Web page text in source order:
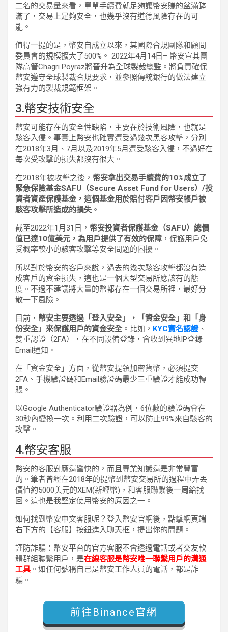
二名的交易量來看，單單手續費就足夠讓幣安賺的盆滿缽
滿了，交易上足夠安全，也幾乎沒有道德風險存在的可
能。
值得一提的是，幣安自成立以來，其國際合規團隊和顧問
委員會的規模擴大了500%。 2022年4月14日– 幣安宣其團
隊高管Chagri Poyraz將晉升為全球製裁總監。將負責確保
幣安遵守全球製裁合規要求，並參照傳統銀行的做法建立
強有力的製裁規範框架。
3.幣安技術安全
幣安可能存在的安全性缺陷，主要在於技術風險，也就是
駭客入侵。事實上幣安也確實遭受過幾次黑客攻擊，分別
在2018年3月、7月以及2019年5月遭受駭客入侵，不過好在
每次受攻擊的損失都沒有很大。
在2018年被攻擊之後， 幣安拿出交易手續費的10%成立了
緊急保險基金SAFU（Secure Asset Fund for Users）/投
資者資產保護基金，這個基金用於賠付客戶因幣安帳戶被
駭客攻擊所造成的損失 。
截至2022年1月31日， 幣安投資者保護基金（SAFU）總價
值已達10億美元，為用戶提供了有效的保障 ，保護用戶免
受概率較小的駭客攻擊等安全問題的困擾。
所以對於幣安的客戶來說，過去的幾次駭客攻擊都沒有造
成客戶的資金損失，這也是一個大型交易所應該有的態
度。不過不建議將大量的幣都存在一個交易所裡，最好分
散一下風險。
目前， 幣安主要透過「登入安全」，「資金安全」和「身
份安全」來保護用戶的資金安全 。比如， KYC實名認證、
雙重認證（2FA），在不同設備登錄，會收到異地IP登錄
Email通知。
在「資金安全」方面，從幣安提領加密貨幣，必須提交
2FA、手機驗證碼和Email驗證碼最少三重驗證才能成功轉
賬。
以Google Authenticator驗證器為例，6位數的驗證碼會在
30秒內變換一次。利用二次驗證，可以防止99%來自駭客的
攻擊。
4.幣安客服
幣安的客服對應還蠻快的，而且專業知識還是非常豐富
的。筆者曾經在2018年的提幣到幣安交易所的過程中弄丟
價值約5000美元的XEM(新經幣)，和客服聯繫後一周給找
回。這也是我堅定使用幣安的原因之一。
如何找到幣安中文客服呢？登入幣安官網後，點擊網頁端
右下方的【客服】按鈕進入聊天框，提出你的問題。
謹防詐騙：幣安平台的官方客服不會透過電話或者交友軟
體群組聯繫用戶，是在線客服是幣安唯一聯繫用戶的溝通
工具 。如任何號稱自己是幣安工作人員的電話，都是詐
騙。
前往Binance官網